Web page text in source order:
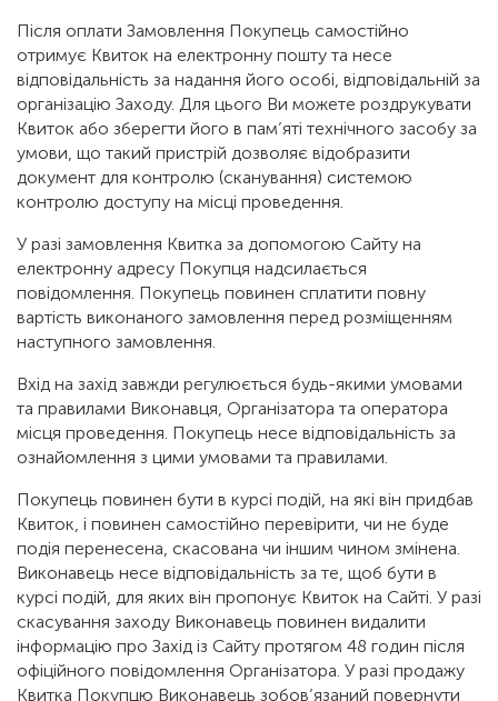
Після оплати Замовлення Покупець самостійно
отримує Квиток на електронну пошту та несе
відповідальність за надання його особі, відповідальній за
організацію Заходу. Для цього Ви можете роздрукувати
Квиток або зберегти його в пам’яті технічного засобу за
умови, що такий пристрій дозволяє відобразити
документ для контролю (сканування) системою
контролю доступу на місці проведення.
У разі замовлення Квитка за допомогою Сайту на
електронну адресу Покупця надсилається
повідомлення. Покупець повинен сплатити повну
вартість виконаного замовлення перед розміщенням
наступного замовлення.
Вхід на захід завжди регулюється будь-якими умовами
та правилами Виконавця, Організатора та оператора
місця проведення. Покупець несе відповідальність за
ознайомлення з цими умовами та правилами.
Покупець повинен бути в курсі подій, на які він придбав
Квиток, і повинен самостійно перевірити, чи не буде
подія перенесена, скасована чи іншим чином змінена.
Виконавець несе відповідальність за те, щоб бути в
курсі подій, для яких він пропонує Квиток на Сайті. У разі
скасування заходу Виконавець повинен видалити
інформацію про Захід із Сайту протягом 48 годин після
офіційного повідомлення Організатора. У разі продажу
Квитка Покупцю Виконавець зобов’язаний повернути